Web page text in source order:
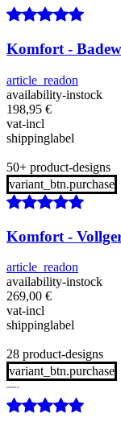
Komfort -
article_readon
availability-instock
198,95 €
vat-incl
shippinglabel
50+ product-designs
variant_btn.purchase
Komfort -
article_readon
availability-instock
269,00 €
vat-incl
shippinglabel
28 product-designs
variant_btn.purchase